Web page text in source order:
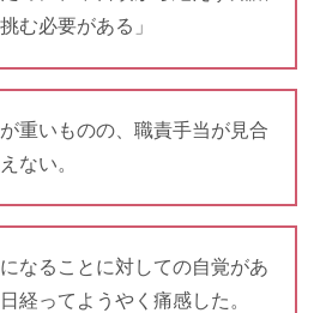
む必要がある」
重いものの、職責手当が見合
ない。
なることに対しての自覚があ
経ってようやく痛感した。